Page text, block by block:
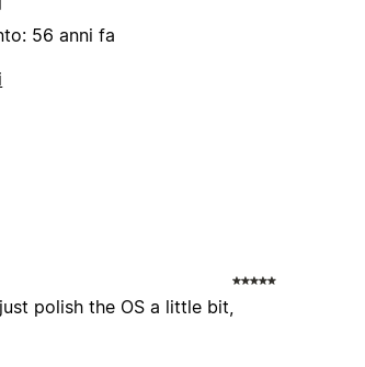
56 anni fa
polish the OS a little bit,